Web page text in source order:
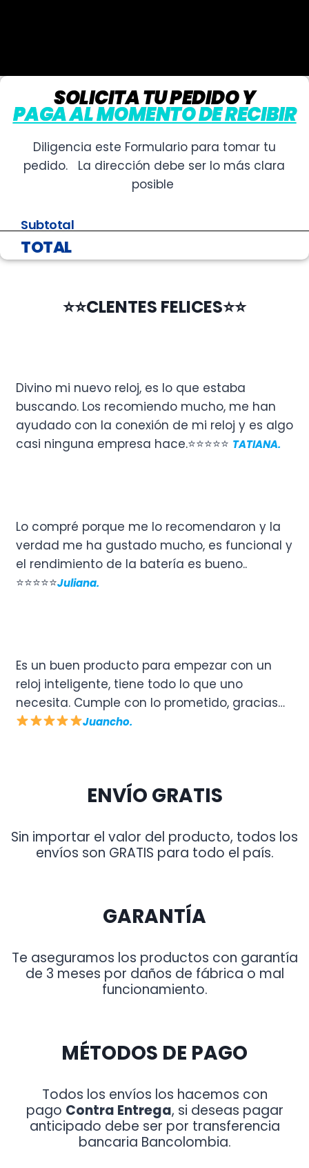
SOLICITA TU PEDIDO Y
PAGA AL MOMENTODE RECIBIR
Diligencia este Formulario para tomar tu
pedido. La dirección debe ser lo más clara
posible
Subtotal
TOTAL
⭐⭐CLENTES FELICES⭐⭐
Divino mi nuevo reloj, es lo que estaba
buscando. Los recomiendo mucho, me han
ayudado con la conexión de mi reloj y es algo
casi ninguna empresa hace.⭐⭐⭐⭐⭐ TATIANA.
Lo compré porque me lo recomendaron y la
verdad me ha gustado mucho, es funcional y
el rendimiento de la batería es bueno..
⭐⭐⭐⭐⭐Juliana.
Es un buen producto para empezar con un
reloj inteligente, tiene todo lo que uno
necesita. Cumple con lo prometido, gracias…
Juancho.
ENVÍO GRATIS
Sin importar el valor del producto, todos los
envíos son GRATIS para todo el país.
GARANTÍA
Te aseguramos los productos con garantía
de 3 meses por daños de fábrica o mal
funcionamiento.
MÉTODOS DE PAGO
Todos los envíos los hacemos con
pago Contra Entrega, si deseas pagar
anticipado debe ser por transferencia
bancaria Bancolombia.